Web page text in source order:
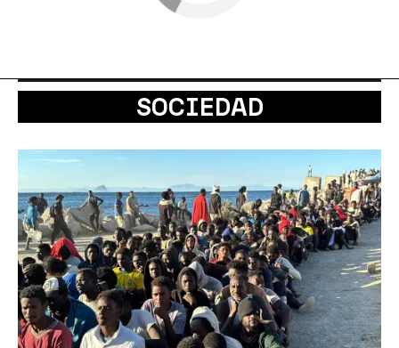
SOCIEDAD